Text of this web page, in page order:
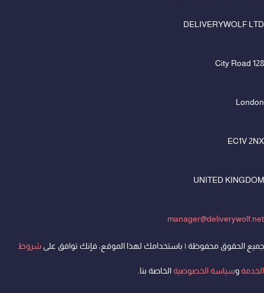
DELIVERYWOLF LTD
128 City Road
London
EC1V 2NX
UNITED KINGDOM
manager@deliverywolf.net
جميع الحقوق محفوظة | باستخدامك لهذا الموقع، فإنك توافق على شروط
الخدمةوسياسة الخصوصيةالخاصة بنا.